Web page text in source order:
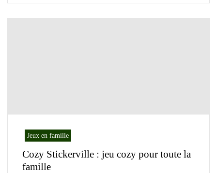
Jeux en famille
Cozy Stickerville : jeu cozy pour toute la
famille